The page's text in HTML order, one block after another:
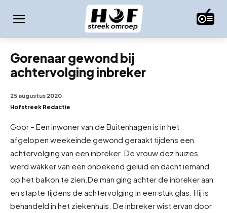
Gorenaar gewond bij
achtervolging inbreker
25 augustus 2020
Hofstreek Redactie
Goor – Een inwoner van de Buitenhagen is in het
afgelopen weekeinde gewond geraakt tijdens een
achtervolging van een inbreker. De vrouw dez huizes
werd wakker van een onbekend geluid en dacht iemand
op het balkon te zien. De man ging achter de inbreker aan
en stapte tijdens de achtervolging in een stuk glas. Hij is
behandeld in het ziekenhuis. De inbreker wist ervan door